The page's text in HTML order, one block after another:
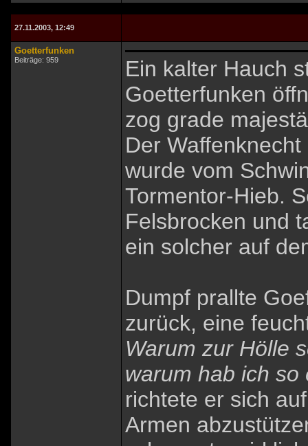
27.11.2003, 12:49
Goetterfunken
Beiträge: 959
Ein kalter Hauch
Goetterfunken
zog grade
Der
wurde vom
Tormentor-Hieb.
Felsbrocken und
ein solcher auf
Dumpf prallte
zurück, eine
Warum zur Hölle
warum hab ich so
richtete er sich
Armen